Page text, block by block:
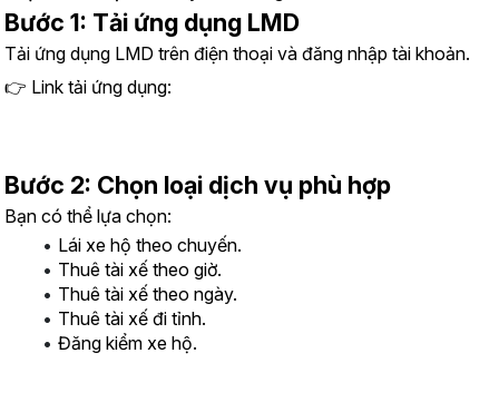
Bước 1: Tải ứng dụng LMD
Tải ứng dụng LMD trên điện thoại và đăng nhập tài khoản.
👉 Link tải ứng dụng:
Bước 2: Chọn loại dịch vụ phù hợp
Bạn có thể lựa chọn:
Lái xe hộ theo chuyến.
Thuê tài xế theo giờ.
Thuê tài xế theo ngày.
Thuê tài xế đi tỉnh.
Đăng kiểm xe hộ.